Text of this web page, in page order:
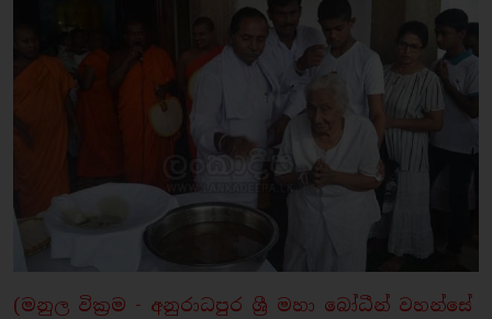
(මනුල වික්‍රම - අනුරාධපුර ශ්‍රී මහා බෝධීන් වහන්සේ